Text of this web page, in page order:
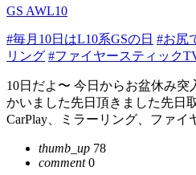
GS AWL10
#毎月10日はL10系GSの日 #お尻
リング #ファイヤースティック
10日だよ〜 今日からお盆休み突
かいました先日頂きました先日
CarPlay、ミラーリング、ファイ
thumb_up 78
comment0